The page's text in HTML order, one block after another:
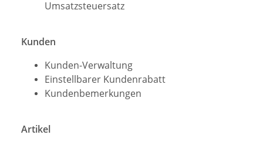
Umsatzsteuersatz
Kunden
Kunden-Verwaltung
Einstellbarer Kundenrabatt
Kundenbemerkungen
Artikel